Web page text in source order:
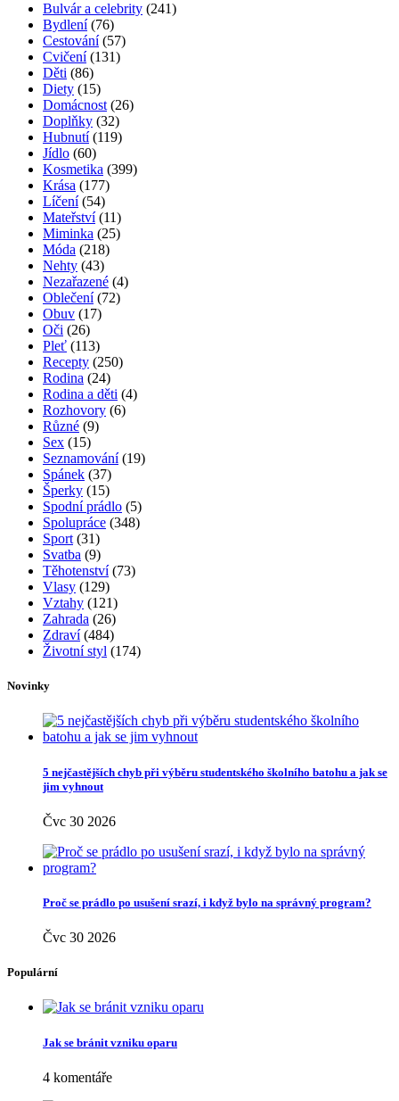
Bulvár a celebrity (241)
Bydlení(76)
Cestování(57)
Cvičení(131)
Děti (86)
Diety (15)
Domácnost (26)
Doplňky (32)
Hubnutí(119)
Jídlo (60)
Kosmetika (399)
Krása (177)
Líčení(54)
Mateřství(11)
Miminka (25)
Móda (218)
Nehty (43)
Nezařazené (4)
Oblečení(72)
Obuv (17)
Oči (26)
Pleť (113)
Recepty (250)
Rodina (24)
Rodina a děti (4)
Rozhovory (6)
Různé (9)
Sex (15)
Seznamování(19)
Spánek (37)
Šperky (15)
Spodní prádlo (5)
Spolupráce (348)
Sport (31)
Svatba (9)
Těhotenství(73)
Vlasy (129)
Vztahy (121)
Zahrada (26)
Zdraví(484)
Životní styl (174)
Novinky
5 nejčastějších chyb při výběru studentského školního batohu a jak se
jim vyhnout
Čvc 30 2026
Proč se prádlo po usušení srazí, i když bylo na správný program?
Čvc 30 2026
Populární
Jak se bránit vzniku oparu
4 komentáře